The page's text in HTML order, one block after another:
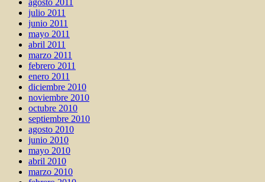
agosto 2011
julio 2011
junio 2011
mayo 2011
abril 2011
marzo 2011
febrero 2011
enero 2011
diciembre 2010
noviembre 2010
octubre 2010
septiembre 2010
agosto 2010
junio 2010
mayo 2010
abril 2010
marzo 2010